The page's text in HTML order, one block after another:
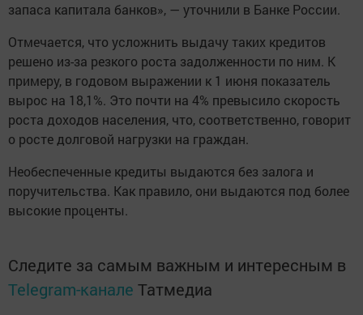
запаса капитала банков», — уточнили в Банке России.
Отмечается, что усложнить выдачу таких кредитов
решено из-за резкого роста задолженности по ним. К
примеру, в годовом выражении к 1 июня показатель
вырос на 18,1%. Это почти на 4% превысило скорость
роста доходов населения, что, соответственно, говорит
о росте долговой нагрузки на граждан.
Необеспеченные кредиты выдаются без залога и
поручительства. Как правило, они выдаются под более
высокие проценты.
Следите за самым важным и интересным в
Telegram-канале Татмедиа